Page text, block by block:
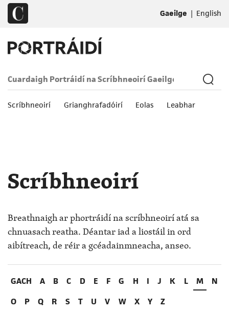
Gaeilge | English
Scríbhneoirí Grianghrafadóirí Eolas Leabhar
Scríbhneoirí
Breathnaigh ar phortráidí na scríbhneoirí atá sa
chnuasach reatha. Déantar iad a liostáil in ord
aibítreach, de réir a gcéadainmneacha, anseo.
GACH A B C D E F G H I J K L M
N
O
P Q R S T U V W X Y Z